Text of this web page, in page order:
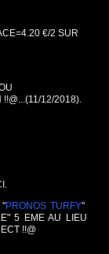
€/2 SUR
!!@...(11/12/2018).
"PRONOS TURFY"
5 EME AU LIEU
!!@